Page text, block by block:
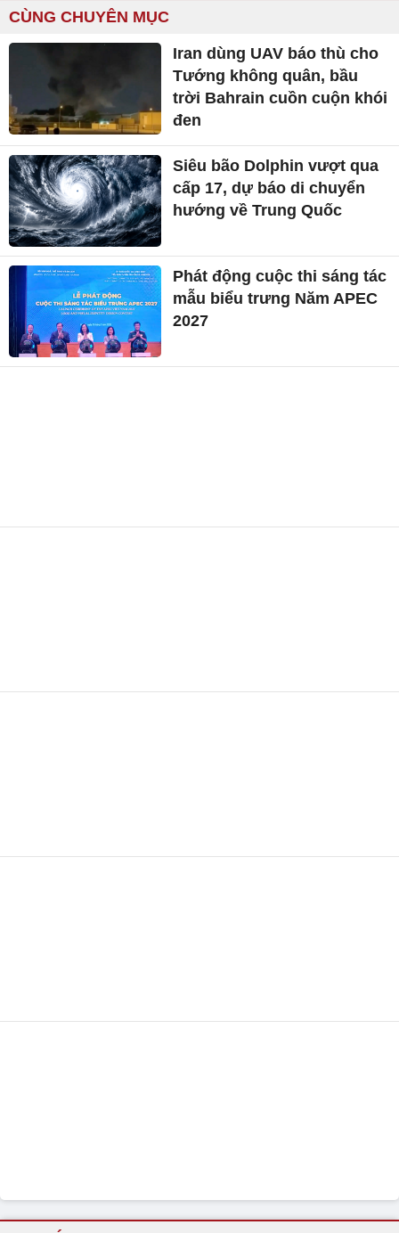
CÙNG CHUYÊN MỤC
Iran dùng UAV báo thù cho
Tướng không quân, bầu
trời Bahrain cuồn cuộn khói
đen
Siêu bão Dolphin vượt qua
cấp 17, dự báo di chuyển
hướng về Trung Quốc
Phát động cuộc thi sáng tác
mẫu biểu trưng Năm APEC
2027